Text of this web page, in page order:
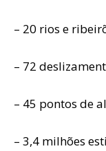
– 20 rios e
– 72
– 45 pontos de
– 3,4 milhões